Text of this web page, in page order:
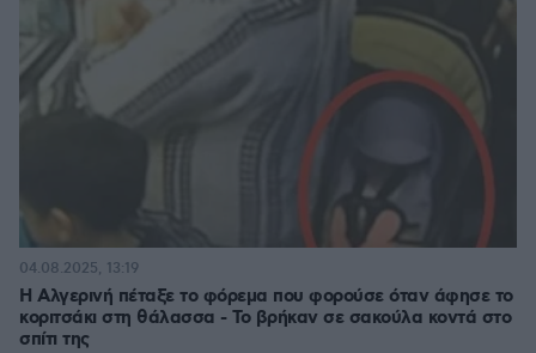
Η Αλγερινή πέταξε το φόρεμα που φορούσε όταν άφησε το
κοριτσάκι στη θάλασσα - Το βρήκαν σε σακούλα κοντά στο
σπίτι της
04.08.2025, 13:19